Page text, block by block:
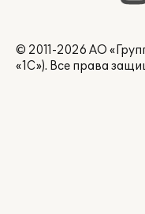
© 2011-2026 АО
«1С»). Все права